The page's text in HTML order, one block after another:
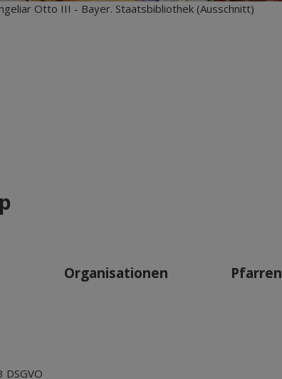
Otto III - Bayer. Staatsbibliothek (Ausschnitt)
DSGVO
Organisationen Pfarren